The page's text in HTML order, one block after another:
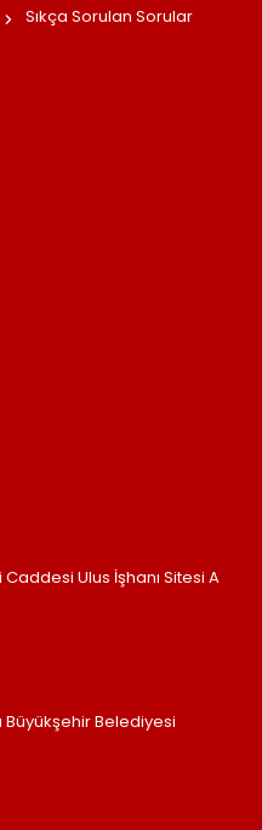
Sıkça Sorulan Sorular
Ulus İşhanı Sitesi A
Büyükşehir Belediyesi